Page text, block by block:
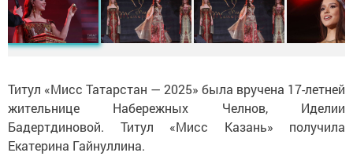
Титул «Мисс Татарстан — 2025» была вручена 17-летней
жительнице Набережных Челнов, Иделии
Бадертдиновой. Титул «Мисс Казань» получила
Екатерина Гайнуллина.